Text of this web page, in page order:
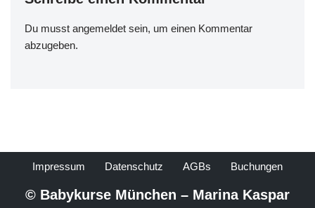
Du musst angemeldet sein, um einen Kommentar
abzugeben.
Impressum Datenschutz AGBs Buchungen
© Babykurse München – Marina Kaspar